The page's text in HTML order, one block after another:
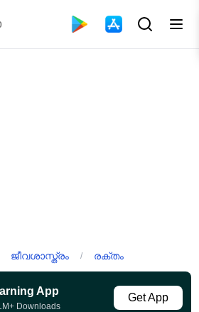
ജീവശാസ്ത്രം / രക്തം
App
Downloads
Get App